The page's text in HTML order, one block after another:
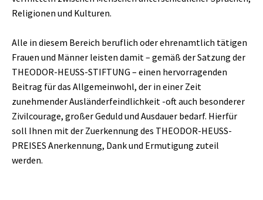
Religionen und Kulturen.
Alle in diesem Bereich beruflich oder ehrenamtlich tätigen
Frauen und Männer leisten damit – gemäß der Satzung der
THEODOR-HEUSS-STIFTUNG – einen hervorragenden
Beitrag für das Allgemeinwohl, der in einer Zeit
zunehmender Ausländerfeindlichkeit -oft auch besonderer
Zivilcourage, großer Geduld und Ausdauer bedarf. Hierfür
soll Ihnen mit der Zuerkennung des THEODOR-HEUSS-
PREISES Anerkennung, Dank und Ermutigung zuteil
werden.